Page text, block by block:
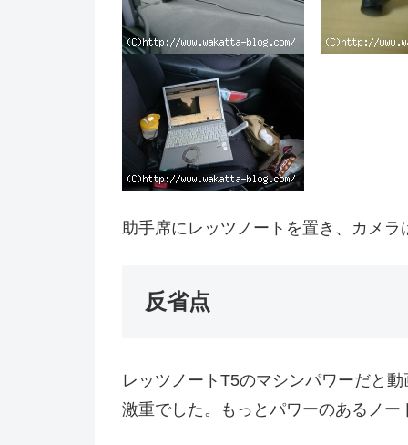
助手席にレッツノートを置き、カメ
反省点
レッツノートT5のマシンパワーだと
激重でした。もっとパワーのあるノ